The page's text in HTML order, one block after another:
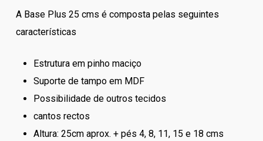
A Base Plus 25 cms é composta pelas seguintes
características
Estrutura em pinho maciço
Suporte de tampo em MDF
Possibilidade de outros tecidos
cantos rectos
Altura: 25cm aprox. + pés 4, 8, 11, 15 e 18 cms